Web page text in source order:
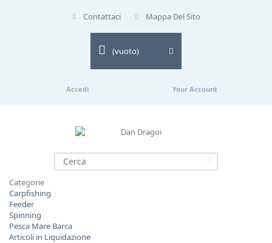
Contattaci Mappa Del Sito
(vuoto)
Accedi Your Account
Categorie
Carpfishing
Feeder
Spinning
Pesca Mare Barca
Articoli in Liquidazione